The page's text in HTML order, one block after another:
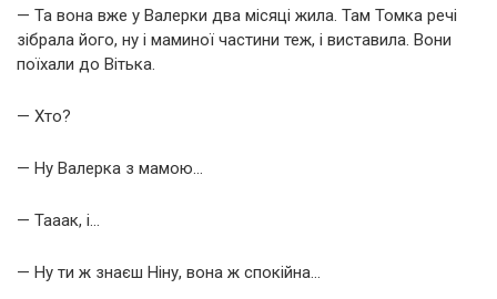
— Та вона вже у Валерки два місяці жила. Там Томка речі
зібрала його, ну і маминої частини теж, і виставила. Вони
поїхали до Вітька.
— Хто?
— Ну Валерка з мамою…
— Тааак, і…
— Ну ти ж знаєш Ніну, вона ж спокійна…